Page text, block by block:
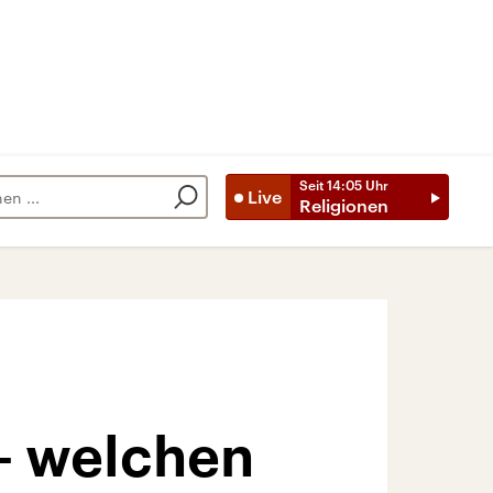
Live
Seit 14:05 Uhr
Religionen
welchen